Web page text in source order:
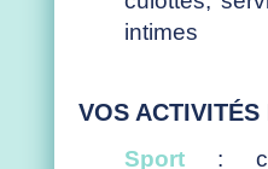
intimes
VOS ACTIVITÉS
Sport: